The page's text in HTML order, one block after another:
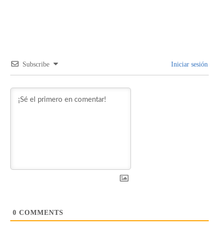
Subscribe Iniciar sesión
0 COMMENTS